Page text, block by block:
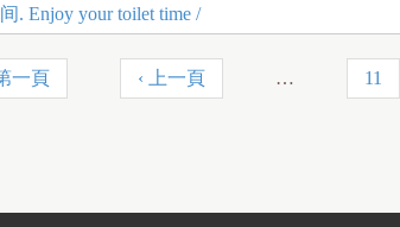
. Enjoy your toilet time /
一頁 ‹ 上一頁 … 11